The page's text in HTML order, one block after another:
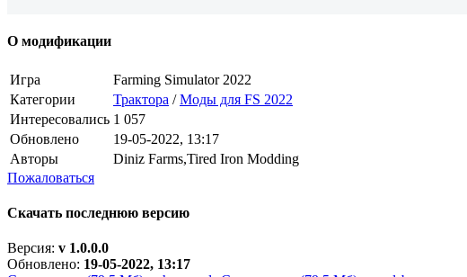
О модификации
Игра
Farming Simulator 2022
Категории
Трактора /Моды для FS 2022
Интересовались 1 057
Обновлено
19-05-2022, 13:17
Авторы
Diniz Farms,Tired Iron Modding
Пожаловаться
Скачать последнюю версию
Версия: v 1.0.0.0
Обновлено: 19-05-2022, 13:17